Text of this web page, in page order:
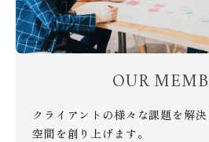
OUR
クライアントの様々な課題を解
空間を創り上げます。